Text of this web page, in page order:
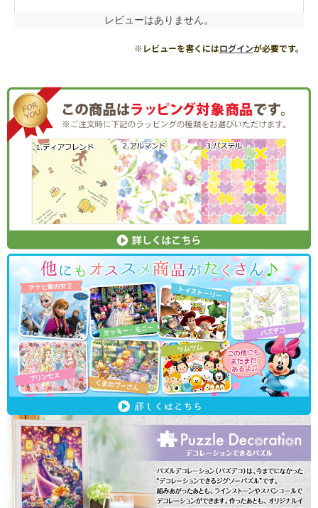
レビューはありません。
※レビューを書くにはログインが必要です。